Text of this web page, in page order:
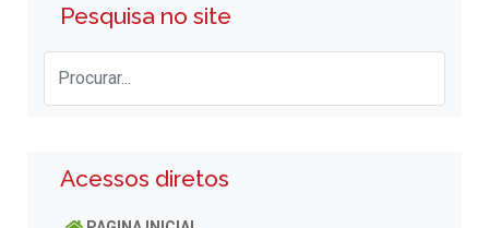
Pesquisa no site
Acessos diretos